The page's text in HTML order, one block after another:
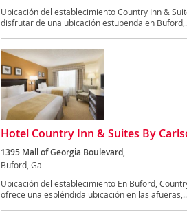
Ubicación del establecimiento Country Inn &
disfrutar de una ubicación estupenda en
Hotel Country Inn & Suites By
1395 Mall of Georgia Boulevard,
Buford, Ga
Ubicación del establecimiento En Buford,
ofrece una espléndida ubicación en las